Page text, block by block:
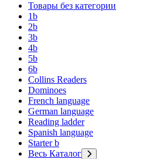
Товары без категории
1b
2b
3b
4b
5b
6b
Collins Readers
Dominoes
French language
German language
Reading ladder
Spanish language
Starter b
Весь Каталог